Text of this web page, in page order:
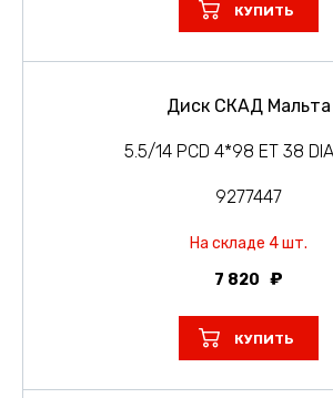
КУПИТЬ
Диск СКАД Мальта
5.5/14 PCD 4*98 ET 38
9277447
На складе 4 шт.
7 820
КУПИТЬ